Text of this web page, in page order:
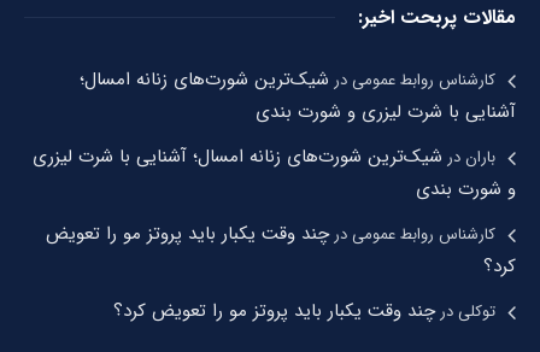
مقالات پربحت اخیر:
کارشناس روابط عمومیدر شیک‌ترین شورت‌های زنانه امسال؛
آشنایی با شرت لیزری و شورت بندی
باراندر شیک‌ترین شورت‌های زنانه امسال؛ آشنایی با شرت لیزری
و شورت بندی
کارشناس روابط عمومیدرچند وقت یکبار باید پروتز مو را تعویض
کرد؟
توکلیدرچند وقت یکبار باید پروتز مو را تعویض کرد؟